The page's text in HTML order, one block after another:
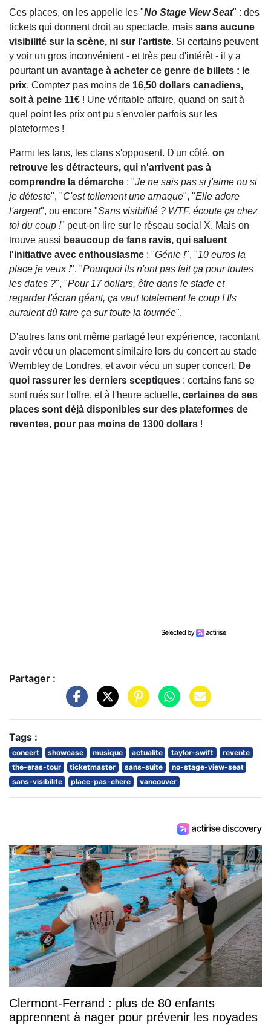
Ces places, on les appelle les "No Stage View Seat" : des
tickets qui donnent droit au spectacle, mais sans aucune
visibilité sur la scène, ni sur l'artiste. Si certains peuvent
y voir un gros inconvénient - et très peu d'intérêt - il y a
pourtant un avantage à acheter ce genre de billets : le
prix. Comptez pas moins de 16,50 dollars canadiens,
soit à peine 11€ ! Une véritable affaire, quand on sait à
quel point les prix ont pu s'envoler parfois sur les
plateformes !
Parmi les fans, les clans s'opposent. D'un côté, on
retrouve les détracteurs, qui n'arrivent pas à
comprendre la démarche : "Je ne sais pas si j'aime ou si
je déteste", "C'est tellement une arnaque", "Elle adore
l'argent", ou encore "Sans visibilité ? WTF, écoute ça chez
toi du coup !" peut-on lire sur le réseau social X. Mais on
trouve aussi beaucoup de fans ravis, qui saluent
l'initiative avec enthousiasme : "Génie !", "10 euros la
place je veux !", "Pourquoi ils n'ont pas fait ça pour toutes
les dates ?", "Pour 17 dollars, être dans le stade et
regarder l'écran géant, ça vaut totalement le coup ! Ils
auraient dû faire ça sur toute la tournée".
D'autres fans ont même partagé leur expérience, racontant
avoir vécu un placement similaire lors du concert au stade
Wembley de Londres, et avoir vécu un super concert. De
quoi rassurer les derniers sceptiques : certains fans se
sont rués sur l'offre, et à l'heure actuelle, certaines de ses
places sont déjà disponibles sur des plateformes de
reventes, pour pas moins de 1300 dollars !
Partager :
Tags :
concert showcase musique actualite taylor-swift
revente
the-eras-tour
ticketmaster sans-suite
no-stage-view-seat
sans-visibilite
place-pas-chere vancouver
Clermont-Ferrand : plus de 80 enfants
apprennent à nager pour prévenir les noyades